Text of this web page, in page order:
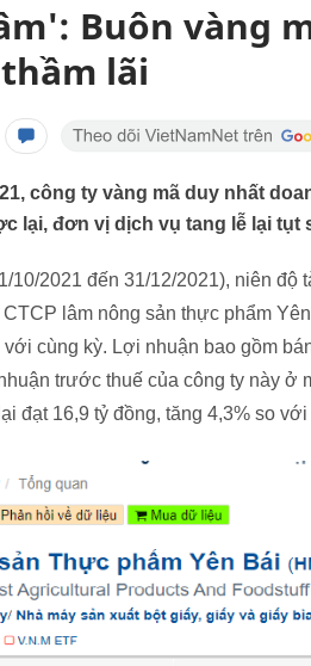
Buôn vàng
lãi
công ty vàng mã duy nhất
lại, đơn vị dịch vụ tang lễ lại tụt
10/2021 đến 31/12/2021), niên độ
lâm nông sản thực phẩm
với cùng kỳ. Lợi nhuận bao gồm
trước thuế của công ty này ở
đạt 16,9 tỷ đồng, tăng 4,3% so